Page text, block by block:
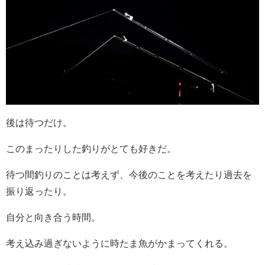
後は待つだけ。
このまったりした釣りがとても好きだ。
待つ間釣りのことは考えず、今後のことを考えたり過去を
振り返ったり。
自分と向き合う時間。
考え込み過ぎないように時たま魚がかまってくれる。